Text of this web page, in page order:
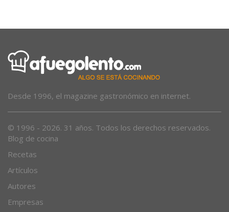
Blog de cocina
Recetas
Artículos
Autores